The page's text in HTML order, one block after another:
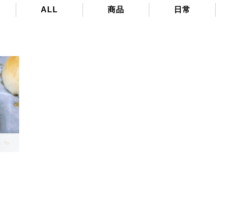
ALL 商品 日常